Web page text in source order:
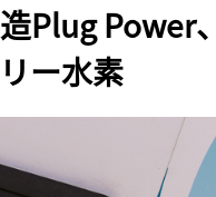
Plug
ー水素